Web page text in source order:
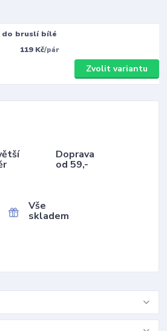
do bruslí bílé
119 Kč/pár
Zvolit variantu
Doprava
od 59,-
Vše
skladem